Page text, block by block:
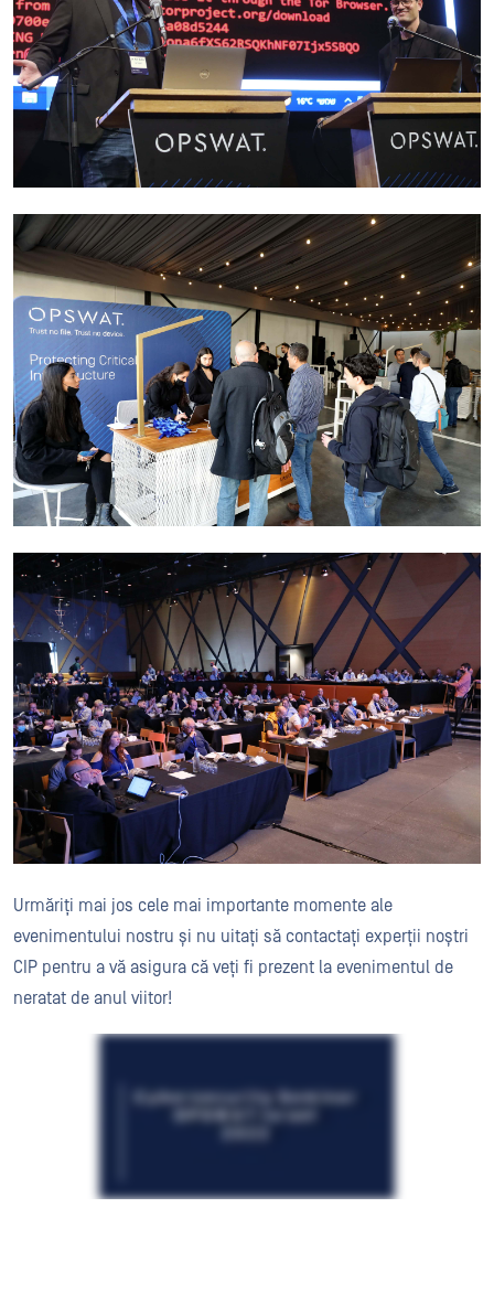
Urmăriți mai jos cele mai importante momente ale
evenimentului nostru și nu uitați să contactați experții noștri
CIP pentru a vă asigura că veți fi prezent la evenimentul de
neratat de anul viitor!